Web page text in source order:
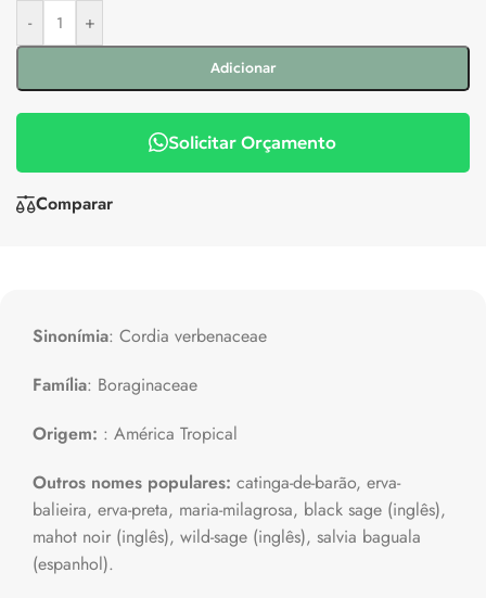
-
+
Adicionar
Solicitar Orçamento
Comparar
Sinonímia: Cordia verbenaceae
Família: Boraginaceae
Origem: : América Tropical
Outros nomes populares: catinga-de-barão, erva-
balieira, erva-preta, maria-milagrosa, black sage (inglês),
mahot noir (inglês), wild-sage (inglês), salvia baguala
(espanhol).